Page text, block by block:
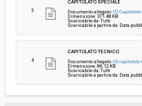
3
CAPITOLATO SPECIALE
Documento allegato:02
Dimensione: 371.48 KB
Scaricabile da: Tutti
Scaricabile a partire da: Data
4
CAPITOLATO TECNICO
Documento allegato:03 capitolato
Dimensione: 86.12 KB
Scaricabile da: Tutti
Scaricabile a partire da: Data